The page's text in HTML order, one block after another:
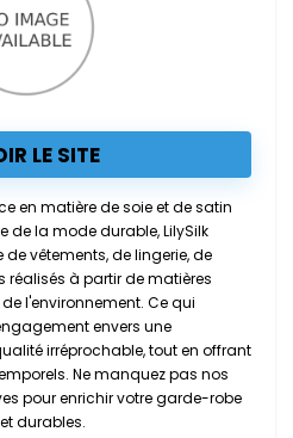
LE SITE
en matière de soie et de satin
de la mode durable, LilySilk
vêtements, de lingerie, de
réalisés à partir de matières
l'environnement. Ce qui
envers une
irréprochable, tout en offrant
Ne manquez pas nos
pour enrichir votre garde-robe
durables.